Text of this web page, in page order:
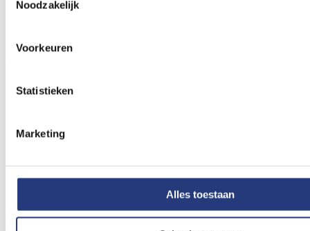
Noodzakelijk
Voorkeuren
Statistieken
Marketing
Alles toestaan
Aandachtsgebied
Gecompliceerde zwangerschappen en zwangerschappen met
meerlingen
A.J. (Annet) van Veen